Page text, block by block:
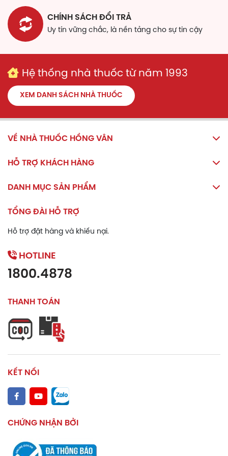
Tác dụng phụ
Chưa có thông tin về tác dụng phụ của sản phẩm.
Không dùng sản phẩm này cho các bệnh nhân bị bất
tỉnh hoặc không thở được một cách tự nhiên.
Không nên sử dụng thiết bị này với:
và dịch truyền.
diphenhydramine và các loại thuốc tương tự
không thích hợp để xông.
Nơi khô ráo, thoáng mát, tránh ánh sáng trực tiếp.
CHÍNH SÁCH ĐỔI TRẢ
Uy tín vững chắc, là nền tảng cho sự tin cậy
Hệ thống nhà thuốc từ năm 1993
XEM DANH SÁCH NHÀ THUỐC
VỀ NHÀ THUỐC HỒNG VÂN
HỖ TRỢ KHÁCH HÀNG
DANH MỤC SẢN PHẨM
TỔNG ĐÀI HỖ TRỢ
Hỗ trợ đặt hàng và khiếu nại.
HOTLINE
1800.4878
THANH TOÁN
KẾT NỐI
CHỨNG NHẬN BỞI